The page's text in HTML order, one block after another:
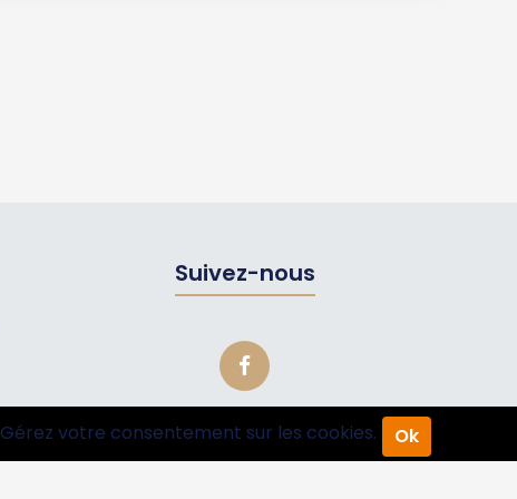
Suivez-nous
Gérez votre consentement sur les cookies. Ok